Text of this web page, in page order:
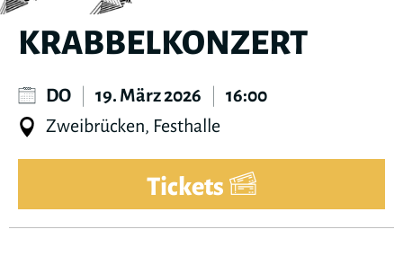
KRABBELKONZERT
DO 19. März 2026
16:00
Zweibrücken, Festhalle
Tickets